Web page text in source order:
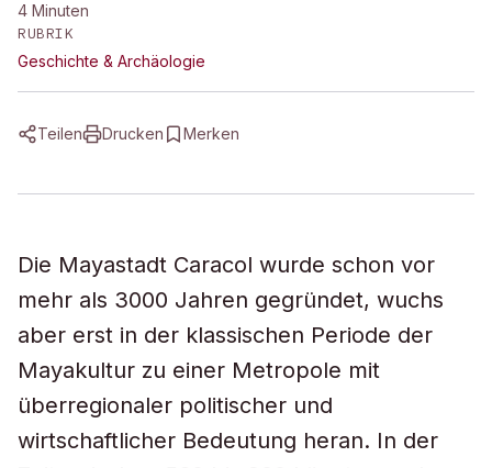
4 Minuten
RUBRIK
Geschichte & Archäologie
Teilen Drucken Merken
Die Mayastadt Caracol wurde schon vor
mehr als 3000 Jahren gegründet, wuchs
aber erst in der klassischen Periode der
Mayakultur zu einer Metropole mit
überregionaler politischer und
wirtschaftlicher Bedeutung heran. In der